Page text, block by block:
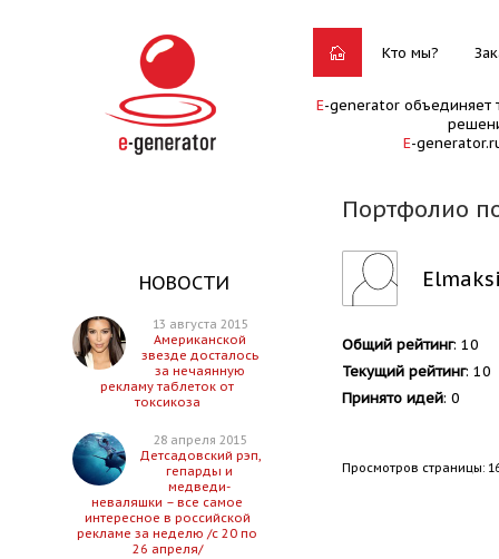
Кто мы?
E-generator объединяет
E-
Портфолио
НОВОСТИ
13 августа 2015
Американской
звезде досталось
за нечаянную
рекламу таблеток от
токсикоза
28 апреля 2015
Детсадовский рэп,
гепарды и
медведи-
неваляшки – все самое
интересное в российской
рекламе за неделю /с 20 по
26 апреля/
Общий рейтинг: 10
Текущий рейтинг: 10
Принято идей: 0
Просмотров страницы: